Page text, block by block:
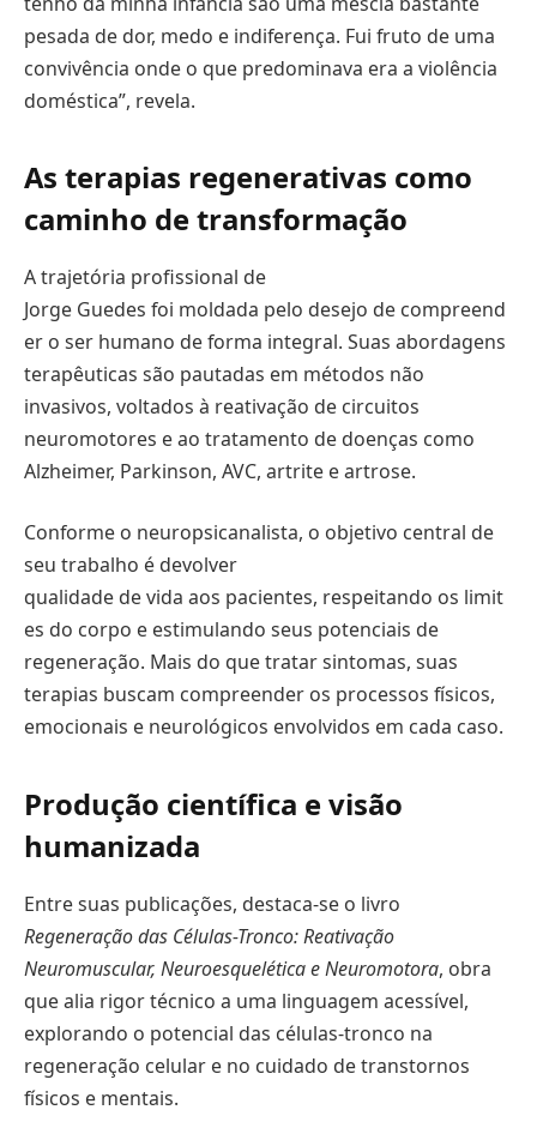
pesada de dor, medo e indiferença. Fui fruto de uma
convivência onde o que predominava era a violência
doméstica”, revela.
As terapias regenerativas como
caminho de transformação
A trajetória profissional de
Jorge Guedes foi moldada pelo desejo de compreend
er o ser humano de forma integral. Suas abordagens
terapêuticas são pautadas em métodos não
invasivos, voltados à reativação de circuitos
neuromotores e ao tratamento de doenças como
Alzheimer, Parkinson, AVC, artrite e artrose.
Conforme o neuropsicanalista, o objetivo central de
seu trabalho é devolver
qualidade de vida aos pacientes, respeitando os limit
es do corpo e estimulando seus potenciais de
regeneração. Mais do que tratar sintomas, suas
terapias buscam compreender os processos físicos,
emocionais e neurológicos envolvidos em cada caso.
Produção científica e visão
humanizada
Entre suas publicações, destaca-se o livro
Regeneração das Células-Tronco: Reativação
Neuromuscular, Neuroesquelética e Neuromotora, obra
que alia rigor técnico a uma linguagem acessível,
explorando o potencial das células-tronco na
regeneração celular e no cuidado de transtornos
físicos e mentais.